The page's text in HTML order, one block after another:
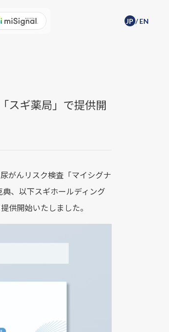
JP / EN
スギ薬局」で提供開
がんリスク検査「マイシグナ
、以下スギホールディング
供開始いたしました。